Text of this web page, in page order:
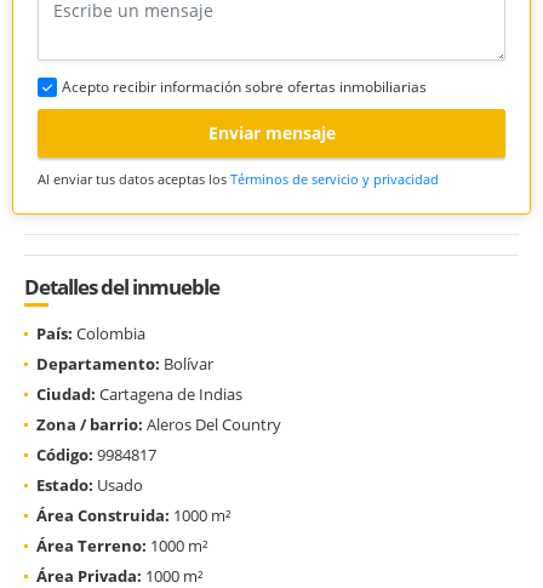
Acepto recibir información sobre ofertas inmobiliarias
Enviar mensaje
Al enviar tus datos aceptas los Términos de servicio y privacidad
Detalles del inmueble
País: Colombia
Departamento: Bolívar
Ciudad: Cartagena de Indias
Zona / barrio: Aleros Del Country
Código: 9984817
Estado: Usado
Área Construida: 1000 m²
Área Terreno: 1000 m²
Área Privada: 1000 m²